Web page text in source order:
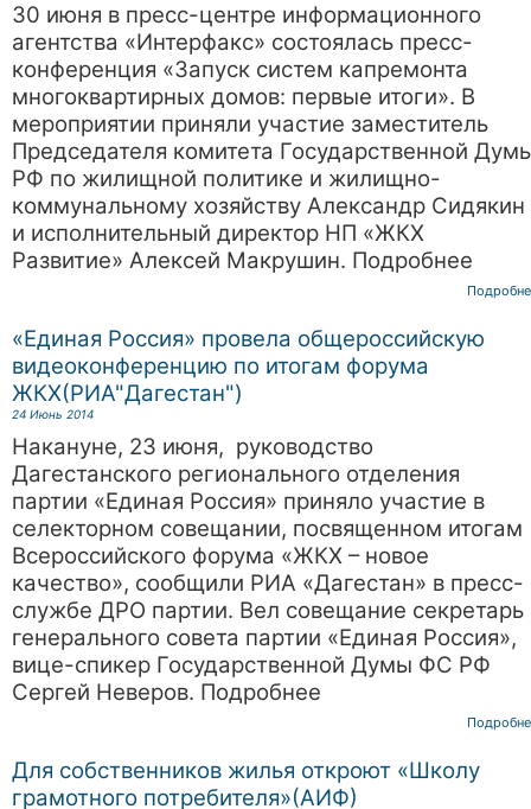
30 июня в пресс-центре информационного
агентства «Интерфакс» состоялась пресс-
конференция «Запуск систем капремонта
многоквартирных домов: первые итоги». В
мероприятии приняли участие заместитель
Председателя комитета Государственной
РФ по жилищной политике и жилищно-
коммунальному хозяйству Александр Сидякин
и исполнительный директор НП «ЖКХ
Развитие» Алексей Макрушин. Подробнее
«Единая Россия» провела общероссийскую
видеоконференцию по итогам форума
ЖКХ(РИА"Дагестан")
24 Июнь 2014
Накануне, 23 июня, руководство
Дагестанского регионального отделения
партии «Единая Россия» приняло участие в
селекторном совещании, посвященном итогам
Всероссийского форума «ЖКХ – новое
качество», сообщили РИА «Дагестан» в пресс-
службе ДРО партии. Вел совещание секретарь
генерального совета партии «Единая Россия»,
вице-спикер Государственной Думы ФС РФ
Сергей Неверов. Подробнее
Для собственников жилья откроют «Школу
грамотного потребителя»(АИФ)